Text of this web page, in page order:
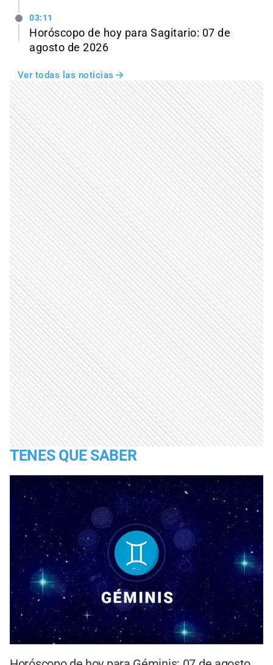
03:11
Horóscopo de hoy para Sagitario: 07 de
agosto de 2026
Ver todas las noticias
TENES QUE SABER